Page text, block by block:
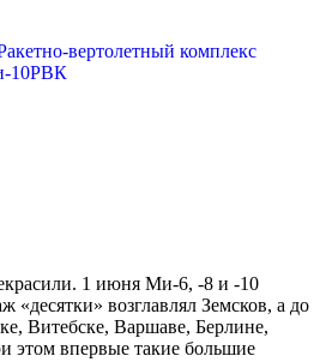
1 июня Ми-6, -8 и -10
возглавлял Земсков, а до
Витебске, Варшаве, Берлине,
этом впервые такие большие